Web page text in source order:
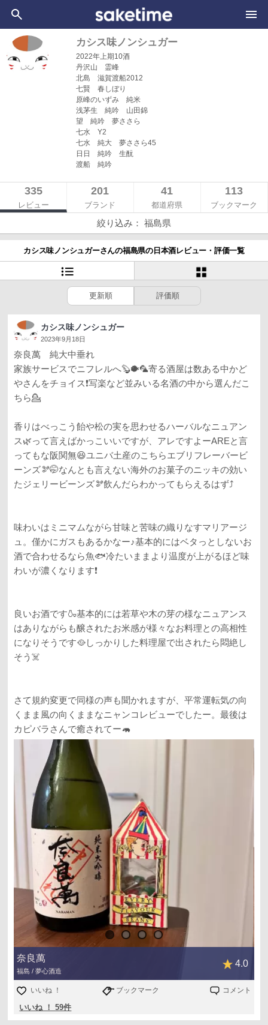
カシス味ノンシュガー
2022年上期10酒
丹沢山 霊峰
北島 滋賀渡船2012
七賢 春しぼり
原峰のいずみ 純米
浅茅生 純吟 山田錦
望 純吟 夢ささら
七水 Y2
七水 純大 夢ささら45
日日 純吟 生酛
渡船 純吟
335
レビュー
201
ブランド
41
都道府県
113
ブックマーク
絞り込み： 福島県
カシス味ノンシュガーさんの福島県の日本酒レビュー・評価一覧
更新順 評価順
カシス味ノンシュガー
2023年9月18日
奈良萬 純大中垂れ
家族サービスでニフレルへ🦫🐡🦜寄る酒屋は数ある中かど
やさんをチョイス❗️写楽など並みいる名酒の中から選んだこ
ちら💁
香りはべっこう飴や松の実を思わせるハーバルなニュアン
ス🌿って言えばかっこいいですが、アレですよーAREと言
ってもな阪関無😆ユニバ土産のこちらエブリフレーバービ
ーンズ🫘🤭なんとも言えない海外のお菓子のニッキの効い
たジェリービーンズ🫘飲んだらわかってもらえるはず⤴️
味わいはミニマムながら甘味と苦味の織りなすマリアージ
ュ。僅かにガスもあるかなー♪基本的にはベタっとしないお
酒で合わせるなら魚🐟冷たいままより温度が上がるほど味
わいが濃くなります❗️
良いお酒です🍶基本的には若草や木の芽の様なニュアンス
はありながらも醸されたお米感が様々なお料理との高相性
になりそうです🥘しっかりした料理屋で出されたら悶絶し
そう☠️
さて規約変更で同様の声も聞かれますが、平常運転気の向
くまま風の向くままなニャンコレビューでしたー。最後は
カピバラさんで癒されてー🦛
奈良萬
福島 / 夢心酒造
4.0
いいね ！ ブックマーク コメント
いいね ！ 59件